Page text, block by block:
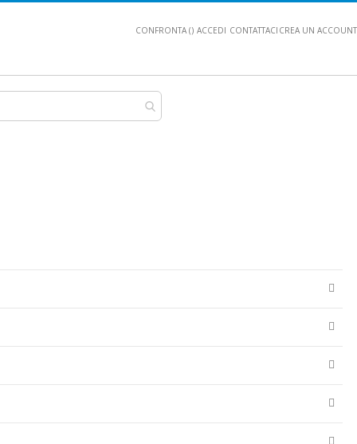
CONFRONTA () ACCEDI CONTATTACI CREA UN ACCOUNT